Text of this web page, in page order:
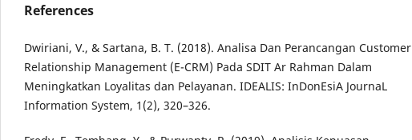
References
Dwiriani, V., & Sartana, B. T. (2018). Analisa Dan Perancangan Customer
Relationship Management (E-CRM) Pada SDIT Ar Rahman Dalam
Meningkatkan Loyalitas dan Pelayanan. IDEALIS: InDonEsiA JournaL
Information System, 1(2), 320–326.